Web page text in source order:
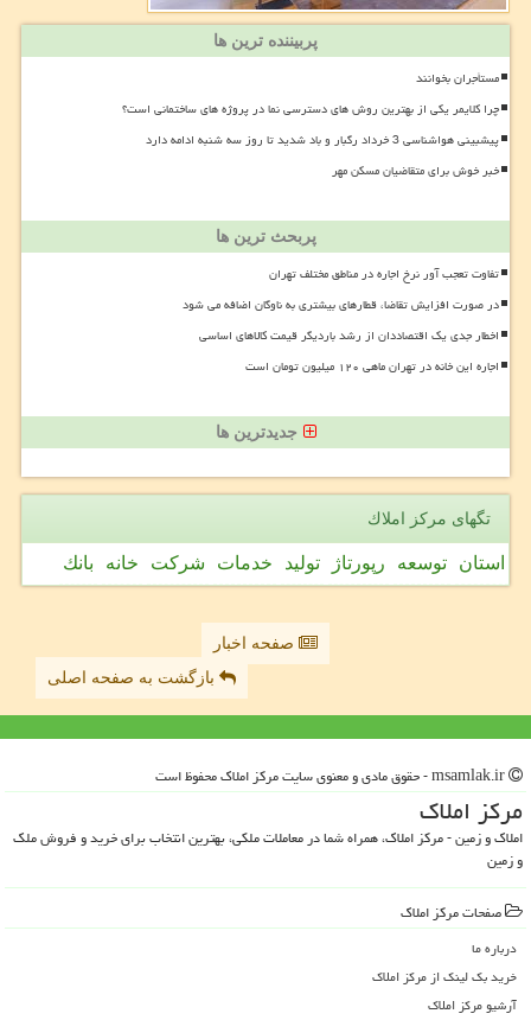
پربیننده ترین ها
مستأجران بخوانند
چرا کلایمر یکی از بهترین روش های دسترسی نما در پروژه های ساختمانی است؟
پیشبینی هواشناسی 3 خرداد رگبار و باد شدید تا روز سه شنبه ادامه دارد
خبر خوش برای متقاضیان مسکن مهر
پربحث ترین ها
تفاوت تعجب آور نرخ اجاره در مناطق مختلف تهران
در صورت افزایش تقاضا، قطارهای بیشتری به ناوگان اضافه می شود
اخطار جدی یک اقتصاددان از رشد باردیگر قیمت کالاهای اساسی
اجاره این خانه در تهران ماهی ۱۲۰ میلیون تومان است
جدیدترین ها
تگهای مركز املاك
استان توسعه رپورتاژ تولید خدمات شركت خانه بانك
صفحه اخبار
بازگشت به صفحه اصلی
مركز املاك
املاک و زمین - مرکز املاک، همراه شما در معاملات ملکی، بهترین انتخاب برای خرید و فروش ملک
و زمین
صفحات مركز املاك
درباره ما
خرید بک لینک از مركز املاك
آرشیو مركز املاك